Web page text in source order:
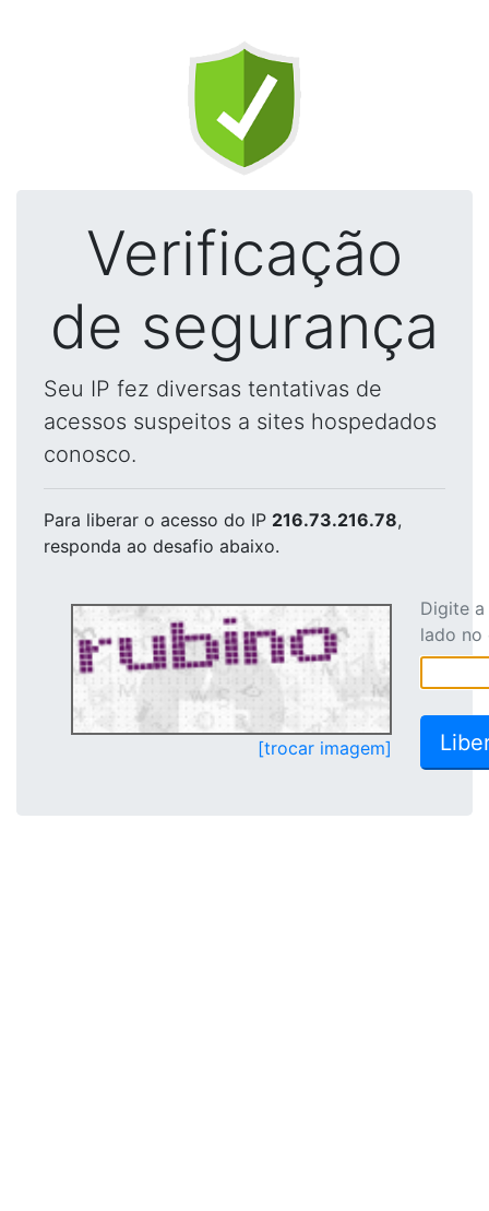
Verificação
de segurança
Seu IP fez diversas tentativas de
acessos suspeitos a sites hospedados
conosco.
Para liberar o acesso do IP 216.73.216.78,
responda ao desafio abaixo.
[trocar imagem]
Digite
lado no